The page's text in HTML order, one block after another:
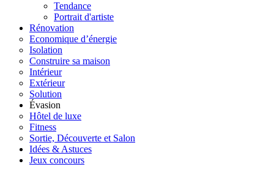
Tendance
Portrait d'artiste
Rénovation
Economique d’énergie
Isolation
Construire sa maison
Intérieur
Extérieur
Solution
Évasion
Hôtel de luxe
Fitness
Sortie, Découverte et Salon
Idées & Astuces
Jeux concours